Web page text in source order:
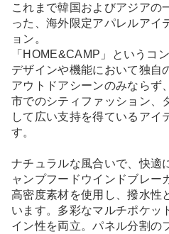
これまで韓国およびアジアの
った、海外限定アパレルアイ
ョン。
「HOME&CAMP」というコ
デザインや機能において独自
アウトドアシーンのみならず
市でのシティファッション、
して広い支持を得ているアイ
す。
ナチュラルな風合いで、快適
ャンプフードウインドブレー
高密度素材を使用し、撥水性
います。多彩なマルチポケッ
イン性を両立。パネル分割の